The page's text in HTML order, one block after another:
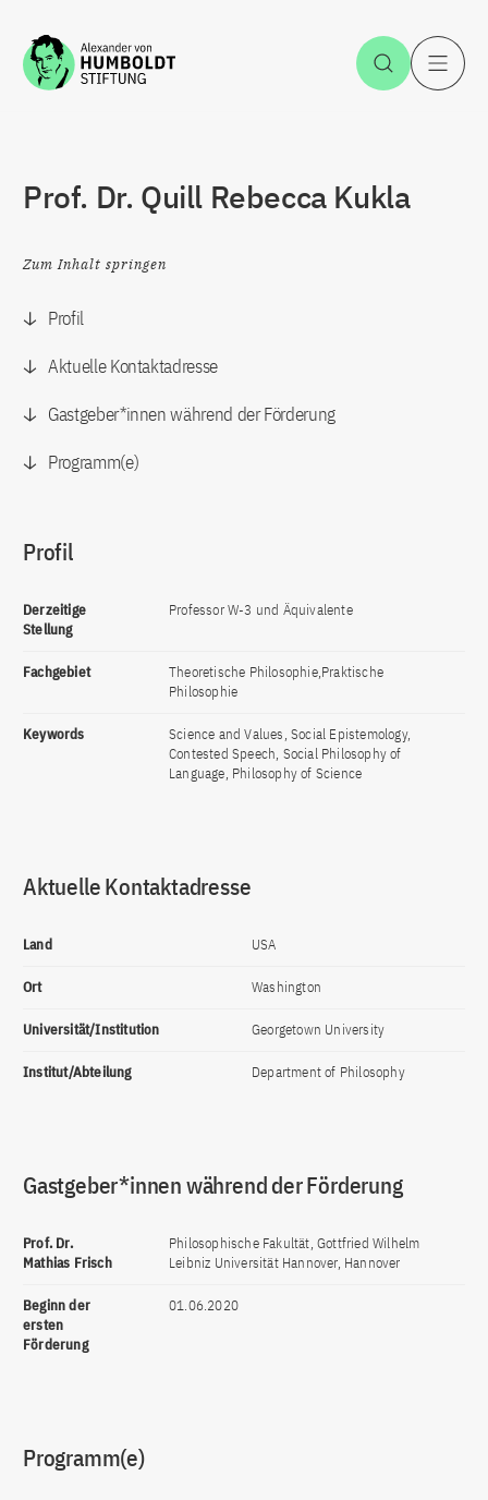
Zum Inhalt springen Suche
Prof. Dr. Quill Rebecca Kukla
Zum Inhalt springen
Profil
Aktuelle Kontaktadresse
Gastgeber*innen während der Förderung
Programm(e)
Profil
Derzeitige
Stellung
Professor W-3 und Äquivalente
Fachgebiet
Theoretische Philosophie,Praktische
Philosophie
Keywords
Science and Values, Social Epistemology,
Contested Speech, Social Philosophy of
Language, Philosophy of Science
Aktuelle Kontaktadresse
Land USA
Ort Washington
Universität/Institution Georgetown University
Institut/Abteilung Department of Philosophy
Gastgeber*innen während der Förderung
Prof. Dr.
Mathias Frisch
Philosophische Fakultät, Gottfried Wilhelm
Leibniz Universität Hannover, Hannover
Beginn der
ersten
Förderung
01.06.2020
Programm(e)